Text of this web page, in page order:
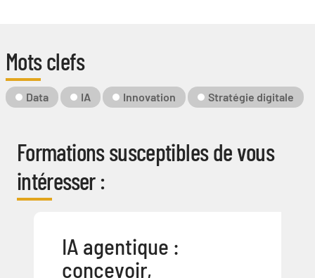
Mots clefs
Mot-
Clé
Data IA Innovation Stratégie digitale
Formations susceptibles de vous
intéresser :
IA agentique :
concevoir,